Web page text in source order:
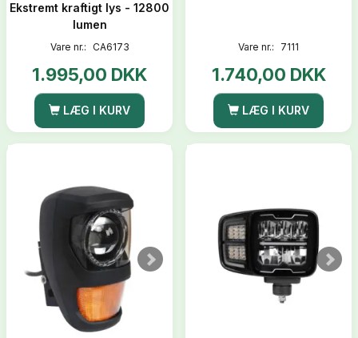
Ekstremt kraftigt lys - 12800
lumen
Vare nr.: CA6173
1.995,00 DKK
LÆG I KURV
Vare nr.: 7111
1.740,00 DKK
LÆG I KURV